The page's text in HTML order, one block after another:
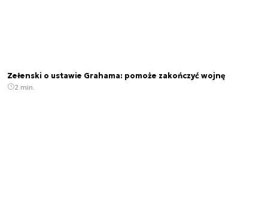
Zełenski o ustawie Grahama: pomoże zakończyć wojnę
2 min.